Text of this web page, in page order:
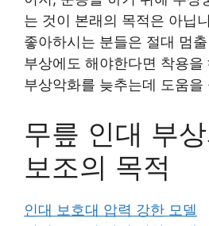
는 것이 본래의 목적은 아닙
좋아하시는 분들은 절대 멈
부상에도 해야한다면 착용을
부상악화를 늦추는데 도움을
무릎 인대 부
보조의 목적
인대 보호대 압력 강한 모델